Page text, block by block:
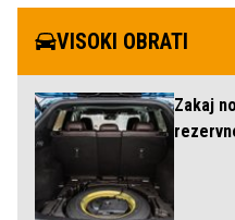
VISOKI OBRATI
Zakaj